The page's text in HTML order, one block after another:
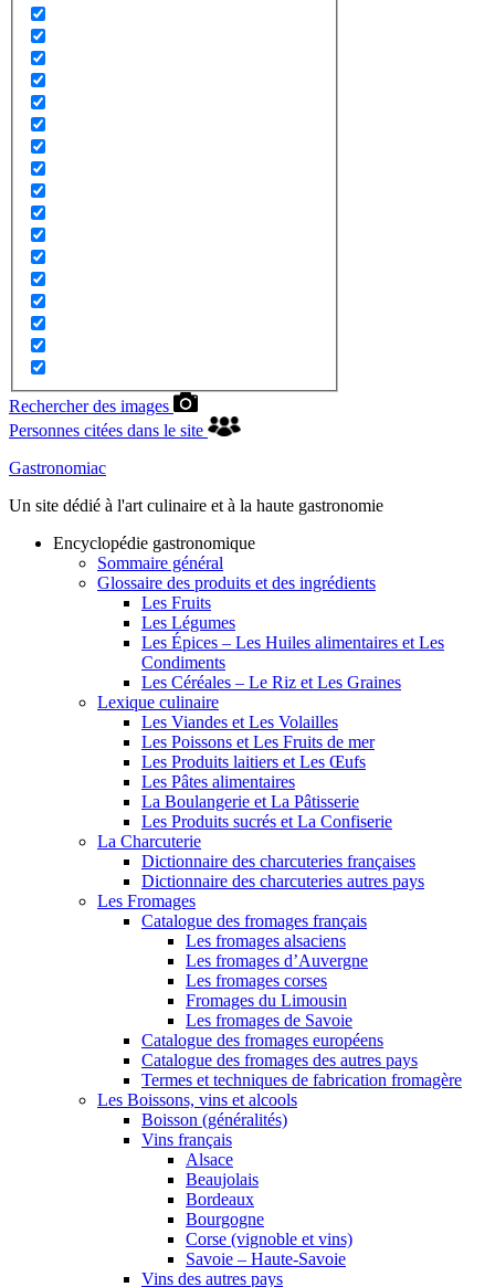
Rechercher des images
Personnes citées dans le site
Gastronomiac
Un site dédié à l'art culinaire et à la haute gastronomie
Encyclopédie gastronomique
Sommaire général
Glossaire des produits et des ingrédients
Les Fruits
Les Légumes
Les Épices – Les Huiles alimentaires et Les
Condiments
Les Céréales – Le Riz et Les Graines
Lexique culinaire
Les Viandes et Les Volailles
Les Poissons et Les Fruits de mer
Les Produits laitiers et Les Œufs
Les Pâtes alimentaires
La Boulangerie et La Pâtisserie
Les Produits sucrés et La Confiserie
La Charcuterie
Dictionnaire des charcuteries françaises
Dictionnaire des charcuteries autres pays
Les Fromages
Catalogue des fromages français
Les fromages alsaciens
Les fromages d’Auvergne
Les fromages corses
Fromages du Limousin
Les fromages de Savoie
Catalogue des fromages européens
Catalogue des fromages des autres pays
Termes et techniques de fabrication fromagère
Les Boissons, vins et alcools
Boisson (généralités)
Vins français
Alsace
Beaujolais
Bordeaux
Bourgogne
Corse (vignoble et vins)
Savoie – Haute-Savoie
Vins des autres pays